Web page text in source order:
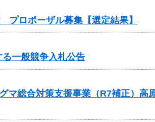
ロポーザル募集【選定結果】
る一般競争入札公告
総合対策支援事業（R7補正）高